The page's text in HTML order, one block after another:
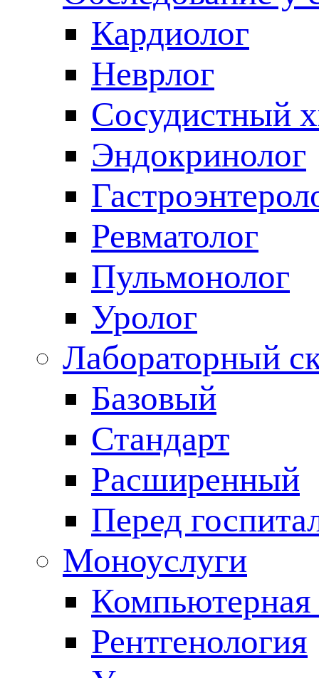
Кардиолог
Неврлог
Сосудистный
Эндокринолог
Ревматолог
Пульмонолог
Уролог
Лабораторный
Базовый
Стандарт
Расширенный
Перед
Моноуслуги
Рентгенология